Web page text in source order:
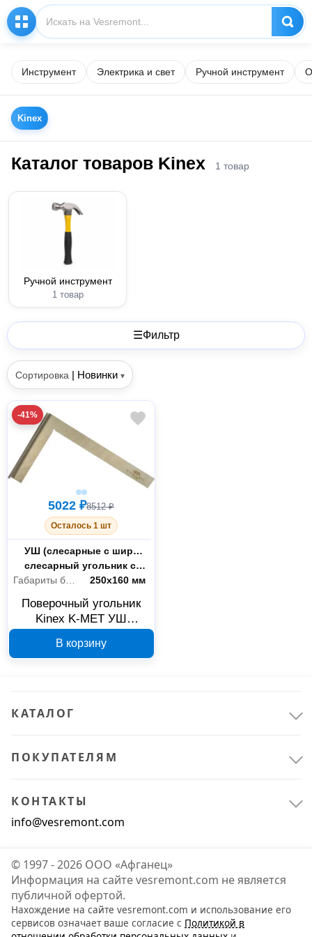
Инструмент Электрика и свет Ручной инструмент
Kinex
Каталог товаров Kinex 1 товар
Ручной инструмент
1 товар
☰Фильтр
Сортировка | Новинки ▾
-41%
5022 ₽8512 ₽
Осталось 1 шт
Вид угольника
УШ (слесарные с широким основанием)
Тип
слесарный угольник с широким основанием
250х160 мм
Поверочный угольник
Kinex K-MET УШ
В корзину
КАТАЛОГ
ПОКУПАТЕЛЯМ
КОНТАКТЫ
info@vesremont.com
© 1997 - 2026 ООО «Афганец»
Информация на сайте vesremont.com не является
публичной офертой.
Нахождение на сайте vesremont.com и использование его
сервисов означает ваше согласие с Политикой в